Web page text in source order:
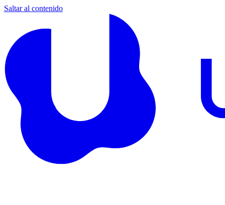
Saltar al contenido